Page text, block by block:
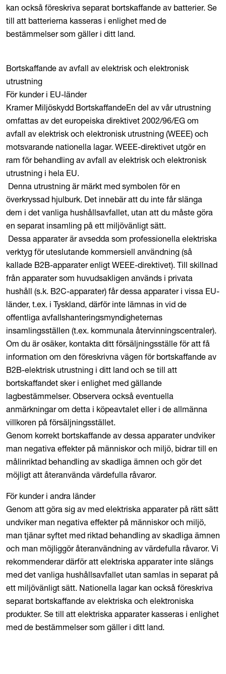
kan också föreskriva separat bortskaffande av batterier. Se
till att batterierna kasseras i enlighet med de
bestämmelser som gäller i ditt land.
Bortskaffande av avfall av elektrisk och elektronisk
utrustning
För kunder i EU-länder
Kramer Miljöskydd BortskaffandeEn del av vår utrustning
omfattas av det europeiska direktivet 2002/96/EG om
avfall av elektrisk och elektronisk utrustning (WEEE) och
motsvarande nationella lagar. WEEE-direktivet utgör en
ram för behandling av avfall av elektrisk och elektronisk
utrustning i hela EU.
Denna utrustning är märkt med symbolen för en
överkryssad hjulburk. Det innebär att du inte får slänga
dem i det vanliga hushållsavfallet, utan att du måste göra
en separat insamling på ett miljövänligt sätt.
Dessa apparater är avsedda som professionella elektriska
verktyg för uteslutande kommersiell användning (så
kallade B2B-apparater enligt WEEE-direktivet). Till skillnad
från apparater som huvudsakligen används i privata
hushåll (s.k. B2C-apparater) får dessa apparater i vissa EU-
länder, t.ex. i Tyskland, därför inte lämnas in vid de
offentliga avfallshanteringsmyndigheternas
insamlingsställen (t.ex. kommunala återvinningscentraler).
Om du är osäker, kontakta ditt försäljningsställe för att få
information om den föreskrivna vägen för bortskaffande av
B2B-elektrisk utrustning i ditt land och se till att
bortskaffandet sker i enlighet med gällande
lagbestämmelser. Observera också eventuella
anmärkningar om detta i köpeavtalet eller i de allmänna
villkoren på försäljningsstället.
Genom korrekt bortskaffande av dessa apparater undviker
man negativa effekter på människor och miljö, bidrar till en
målinriktad behandling av skadliga ämnen och gör det
möjligt att återanvända värdefulla råvaror.
För kunder i andra länder
Genom att göra sig av med elektriska apparater på rätt sätt
undviker man negativa effekter på människor och miljö,
man tjänar syftet med riktad behandling av skadliga ämnen
och man möjliggör återanvändning av värdefulla råvaror. Vi
rekommenderar därför att elektriska apparater inte slängs
med det vanliga hushållsavfallet utan samlas in separat på
ett miljövänligt sätt. Nationella lagar kan också föreskriva
separat bortskaffande av elektriska och elektroniska
produkter. Se till att elektriska apparater kasseras i enlighet
med de bestämmelser som gäller i ditt land.